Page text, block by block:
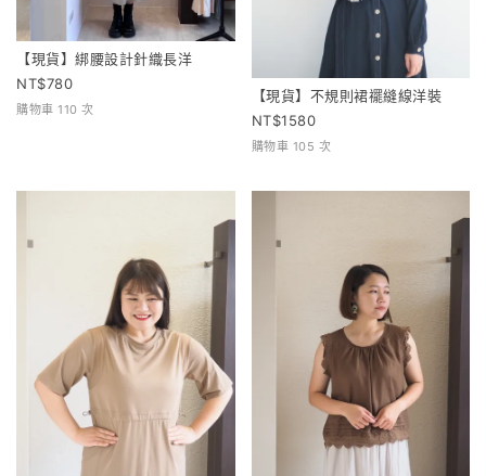
【現貨】綁腰設計針織長洋
780
購物車 110 次
【現貨】不規則裙襬縫線洋裝
1580
購物車 105 次